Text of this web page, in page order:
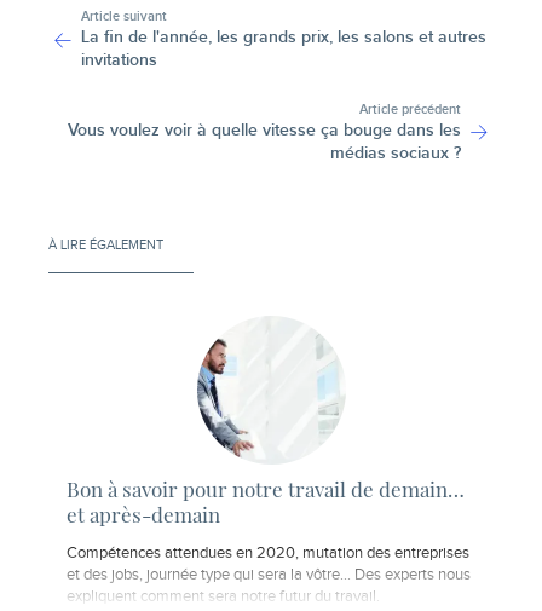
Article suivant
La fin de l'année, les grands prix, les salons et autres
invitations
Article précédent
Vous voulez voir à quelle vitesse ça bouge dans les
médias sociaux ?
À LIRE ÉGALEMENT
Bon à savoir pour notre travail de demain…
et après-demain
Compétences attendues en 2020, mutation des entreprises
et des jobs, journée type qui sera la vôtre... Des experts nous
expliquent comment sera notre futur du travail.